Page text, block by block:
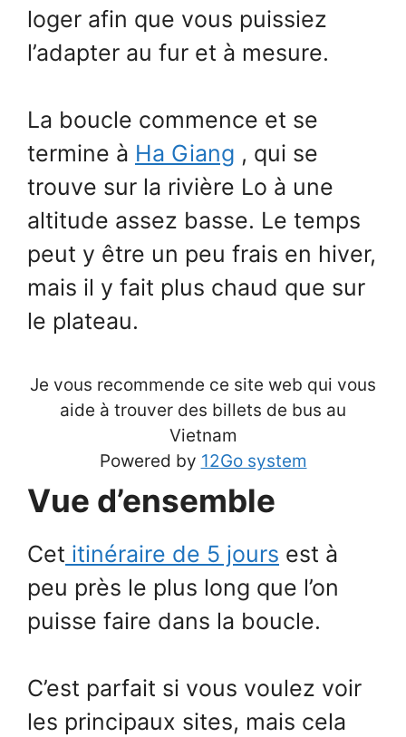
loger afin que vous puissiez
l’adapter au fur et à mesure.
La boucle commence et se
termine à Ha Giang , qui se
trouve sur la rivière Lo à une
altitude assez basse. Le temps
peut y être un peu frais en hiver,
mais il y fait plus chaud que sur
le plateau.
Je vous recommende ce site web qui vous
aide à trouver des billets de bus au
Vietnam
Powered by 12Go system
Vue d’ensemble
Cet itinéraire de 5 jours est à
peu près le plus long que l’on
puisse faire dans la boucle.
C’est parfait si vous voulez voir
les principaux sites, mais cela